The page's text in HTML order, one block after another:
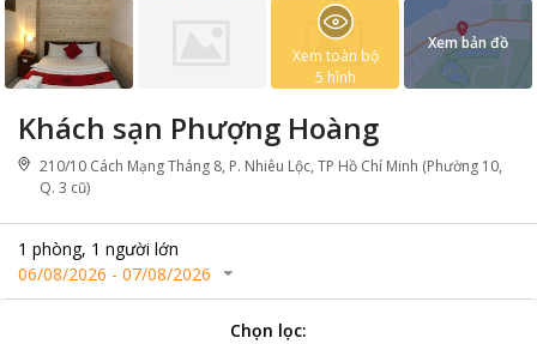
Khách sạn Phượng Hoàng
210/10 Cách Mạng Tháng 8, P. Nhiêu Lộc, TP Hồ Chí Minh (Phường 10,
Q. 3 cũ)
1 phòng, 1 người lớn
06/08/2026 - 07/08/2026
Xem toàn bộ
5 hình
Xem bản đồ
Chọn lọc: